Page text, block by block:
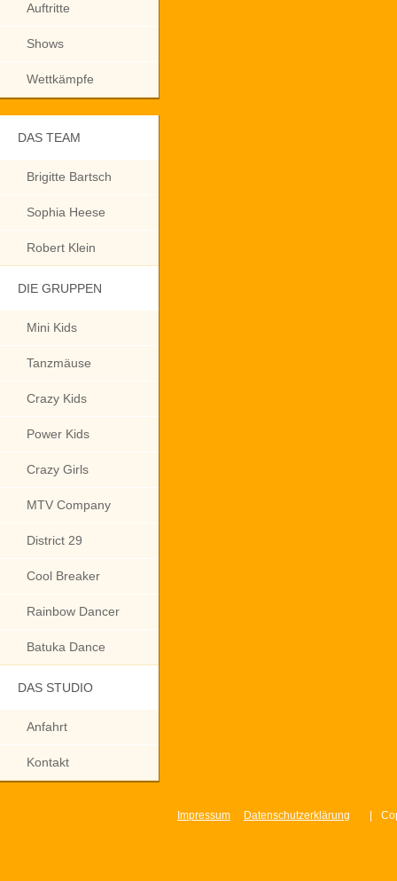
Auftritte
Shows
Wettkämpfe
DAS TEAM
Brigitte Bartsch
Sophia Heese
Robert Klein
DIE GRUPPEN
Mini Kids
Tanzmäuse
Crazy Kids
Power Kids
Crazy Girls
MTV Company
District 29
Cool Breaker
Rainbow Dancer
Batuka Dance
DAS STUDIO
Anfahrt
Kontakt
Impressum Datenschutzerklärung